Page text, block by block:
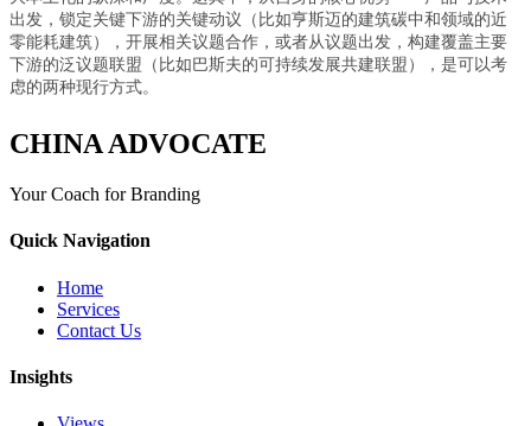
出发，锁定关键下游的关键动议（比如亨斯迈的建筑碳中和领域的近
零能耗建筑），开展相关议题合作，或者从议题出发，构建覆盖主要
下游的泛议题联盟（比如巴斯夫的可持续发展共建联盟），是可以考
虑的两种现行方式。
CHINA ADVOCATE
Your Coach for Branding
Quick Navigation
Home
Services
Contact Us
Insights